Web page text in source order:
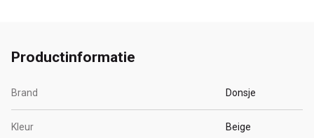
Productinformatie
Brand Donsje
Kleur Beige